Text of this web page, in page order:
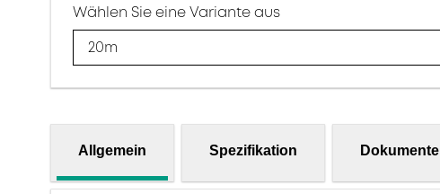
Wählen Sie eine Variante aus
20m
Allgemein Spezifikation Dokumente